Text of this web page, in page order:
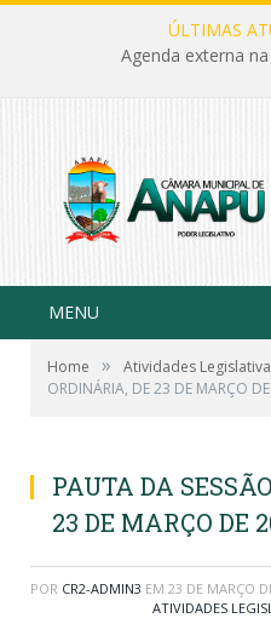
ÚLTIMAS
Agenda externa
MENU
Home » Atividades
ORDINÁRIA, DE 23 DE MARÇO
PAUTA DA
23 DE MARÇO DE
POR CR2-ADMIN3 EM 23 DE MARÇO
ATIVIDADES